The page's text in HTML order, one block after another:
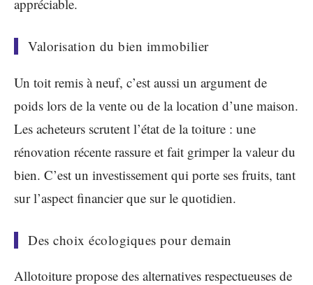
appréciable.
Valorisation du bien immobilier
Un toit remis à neuf, c’est aussi un argument de
poids lors de la vente ou de la location d’une maison.
Les acheteurs scrutent l’état de la toiture : une
rénovation récente rassure et fait grimper la valeur du
bien. C’est un investissement qui porte ses fruits, tant
sur l’aspect financier que sur le quotidien.
Des choix écologiques pour demain
Allotoiture propose des alternatives respectueuses de